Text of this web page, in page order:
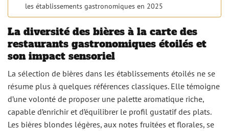
les établissements gastronomiques en 2025
La diversité des bières à la carte des
restaurants gastronomiques étoilés et
son impact sensoriel
La sélection de bières dans les établissements étoilés ne se
résume plus à quelques références classiques. Elle témoigne
d’une volonté de proposer une palette aromatique riche,
capable d’enrichir et d’équilibrer le profil gustatif des plats.
Les bières blondes légères, aux notes fruitées et florales, se